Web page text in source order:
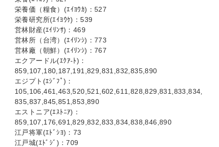
栄養価（糧食）(ｴｲﾖｳｶ)：527
栄養研究所(ｴｲﾖｳｹ)：539
営林財産(ｴｲﾘﾝｻ)：469
営林所（台湾）(ｴｲﾘﾝｼ)：773
営林廠（朝鮮）(ｴｲﾘﾝｼ)：767
エクアードル(ｴｸｱ-ﾄ)：
859,107,180,187,191,829,831,832,835,890
エジプト(ｴｼﾞﾌﾟ)：
105,106,461,463,520,521,602,611,828,829,831,833,834,
835,837,845,851,853,890
エストニア(ｴｽﾄﾆｱ)：
859,107,176,691,829,832,833,834,838,846,890
江戸将軍(ｴﾄﾞｼﾖ)：73
江戸城(ｴﾄﾞｼﾞ)：709